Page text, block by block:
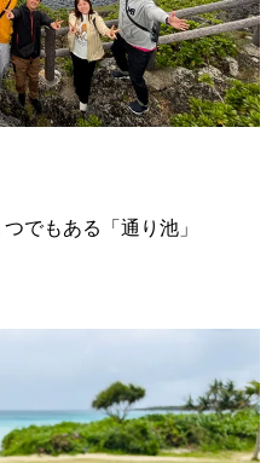
でもある「通り池」